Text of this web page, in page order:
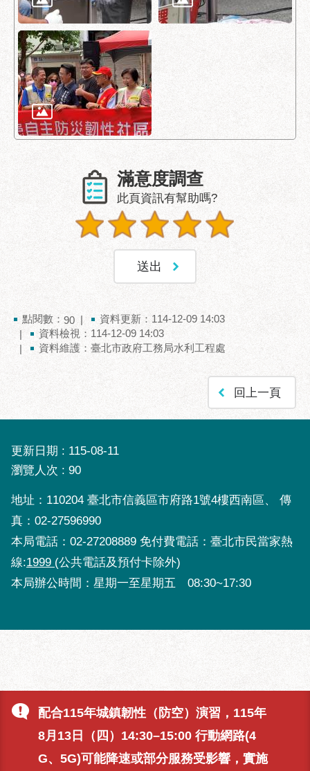
配合115年城鎮韌性（防空）演習，115年
8月13日（四）14:30–15:00 行動網路(4
G、5G)可能降速或部分服務受影響，實施
隱
私
權
及
資
訊
安
全
政
策
聯
方
暨
所
各
處
話
滿意度調查
此頁資訊有幫助嗎?
點閱數： 90
資料更新：114-12-09 14:03
資料檢視：114-12-09 14:03
資料維護：臺北市政府工務局水利工程處
回上一頁
更新日期
115-08-11
瀏覽人次
90
地址：110204 臺北市信義區市府路1號4樓西南區、 傳
真：02-27596990
本局電話：02-27208889 免付費電話：臺北市民當家熱
線:1999 (公共電話及預付卡除外)
本局辦公時間：星期一至星期五 08:30~17:30